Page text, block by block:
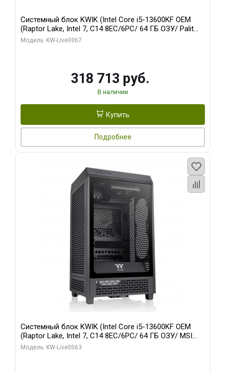
Системный блок KWIK (Intel Core i5-13600KF OEM
(Raptor Lake, Intel 7, C14 8EC/6PC/ 64 ГБ ОЗУ/ Palit
RTX5080 GAMINGPRO OC 16GB GDDR7 256bit 3xDP
Модель: KW-Live0067
318 713 руб.
В наличии
Купить
Подробнее
Системный блок KWIK (Intel Core i5-13600KF OEM
(Raptor Lake, Intel 7, C14 8EC/6PC/ 64 ГБ ОЗУ/ MSI
RTX5080 VENTUS 3X OC 16GB GDDR7 256bit 3xDP
Модель: KW-Live0063